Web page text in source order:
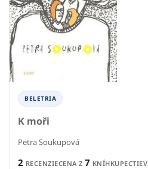
BELETRIA
K moři
Petra Soukupová
2 RECENZIECENA Z 7 KNÍHKUPECTIEV